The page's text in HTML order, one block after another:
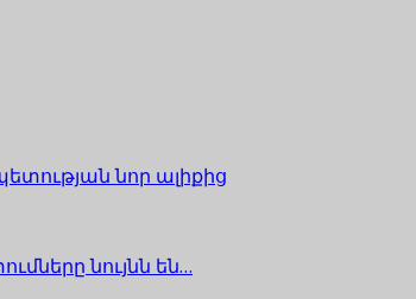
նոր ալիքից
նույնն են…